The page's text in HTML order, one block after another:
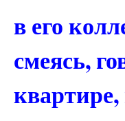
в его
смеясь,